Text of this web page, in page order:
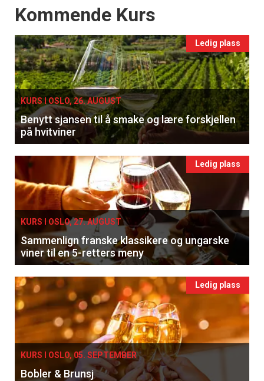
Events
Kommende Kurs
Ledig plass
KURS I OSLO, 26. AUGUST
Benytt sjansen til å smake og lære forskjellen
på hvitviner
Ledig plass
KURS I OSLO, 27. AUGUST
Sammenlign franske klassikere og ungarske
viner til en 5-retters meny
Ledig plass
KURS I OSLO, 05. SEPTEMBER
Bobler & Brunsj